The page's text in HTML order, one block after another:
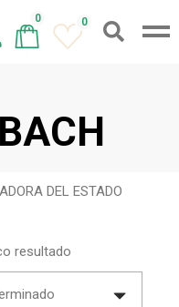
0 0
DEL ESTADO
resultado